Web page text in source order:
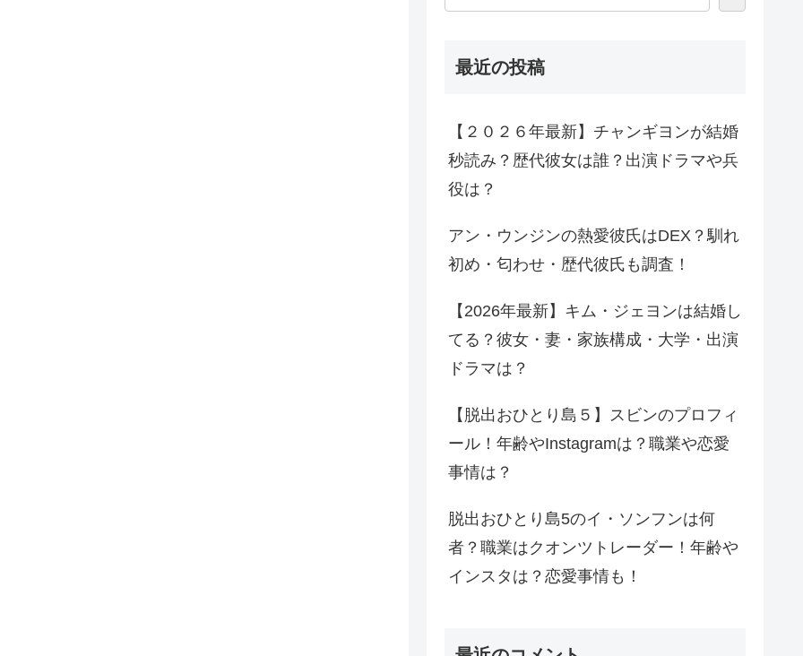
最近の投稿
【２０２６年最新】チャンギヨンが結婚
秒読み？歴代彼女は誰？出演ドラマや兵
役は？
アン・ウンジンの熱愛彼氏はDEX？馴れ
初め・匂わせ・歴代彼氏も調査！
【2026年最新】キム・ジェヨンは結婚し
てる？彼女・妻・家族構成・大学・出演
ドラマは？
【脱出おひとり島５】スビンのプロフィ
ール！年齢やInstagramは？職業や恋愛
事情は？
脱出おひとり島5のイ・ソンフンは何
者？職業はクオンツトレーダー！年齢や
インスタは？恋愛事情も！